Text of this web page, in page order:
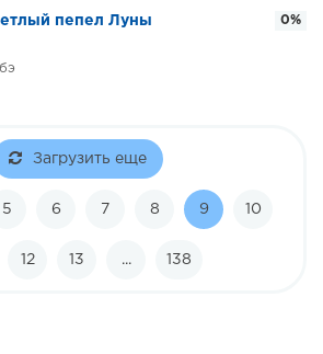
пепел Луны 0%
Загрузить еще
5 6 7 8 9 10
12 13 ... 138